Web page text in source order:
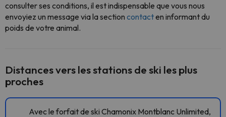
consulter ses conditions, il est indispensable que vous nous
envoyiez un message via la section contacten informant du
poids de votre animal.
Distances vers les stations de ski les plus
proches
Avec le forfait de ski Chamonix Montblanc Unlimited,